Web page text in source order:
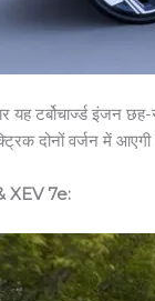
टर्बोचार्ज्ड इंजन
दोनों वर्जन में
XEV 7e: